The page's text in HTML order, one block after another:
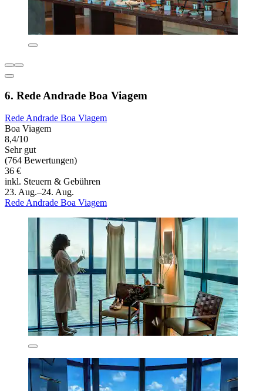
6. Rede Andrade Boa Viagem
Rede Andrade Boa Viagem
Boa Viagem
8,4/10
Sehr gut
(764 Bewertungen)
36 €
inkl. Steuern & Gebühren
23. Aug.–24. Aug.
Rede Andrade Boa Viagem